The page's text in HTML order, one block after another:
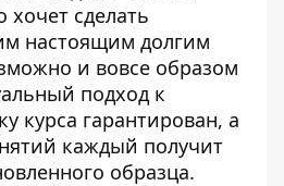
хочет сделать
настоящим долгим
и вовсе образом
подход к
курса гарантирован, а
каждый получит
образца.